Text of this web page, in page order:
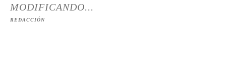
MODIFICANDO...
REDACCIÓN